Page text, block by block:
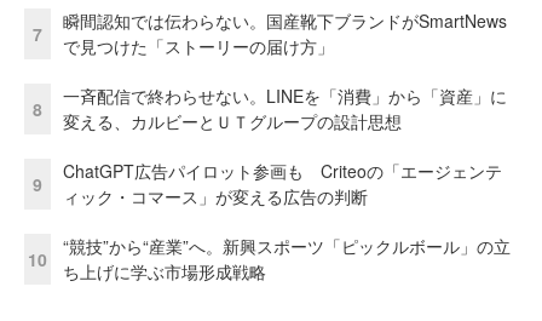
7
瞬間認知では伝わらない。国産靴下ブランドがSmartNews
で見つけた「ストーリーの届け方」
8
一斉配信で終わらせない。LINEを「消費」から「資産」に
変える、カルビーとＵＴグループの設計思想
9
ChatGPT広告パイロット参画も Criteoの「エージェンテ
ィック・コマース」が変える広告の判断
10
“競技”から“産業”へ。新興スポーツ「ピックルボール」の立
ち上げに学ぶ市場形成戦略